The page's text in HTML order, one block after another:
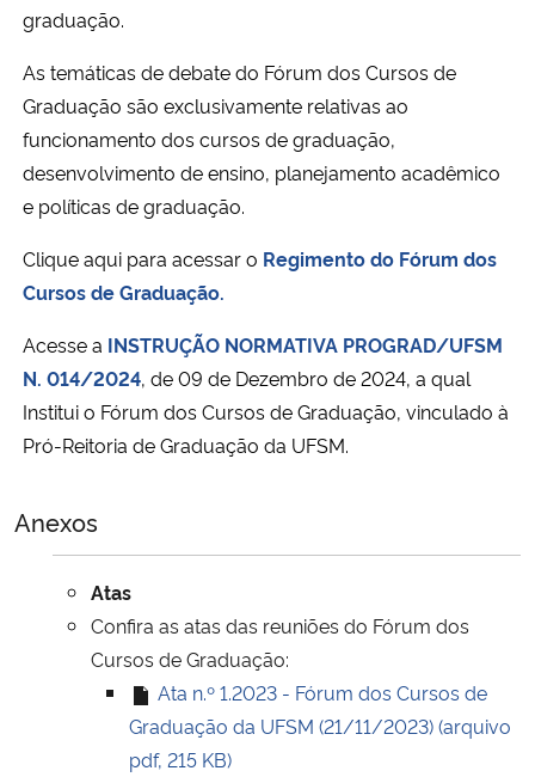
Ministério da Saúde
Ministério da Ciência, Tecnologia, Inovações e Comunicações
Ministério do Meio Ambiente
Ministério do Turismo
Ministério do Desenvolvimento Regional
Controladoria-Geral da União
Secretaria-Geral
Secretaria de Governo
Gabinete de Segurança Institucional
Advocacia-Geral da União
graduação.
As temáticas de debate do Fórum dos Cursos de
Graduação são exclusivamente relativas ao
funcionamento dos cursos de graduação,
desenvolvimento de ensino, planejamento acadêmico
e políticas de graduação.
Clique aqui para acessar o Regimento do Fórum dos
Cursos de Graduação.
Acesse a INSTRUÇÃO NORMATIVA PROGRAD/UFSM
N. 014/2024, de 09 de Dezembro de 2024, a qual
Institui o Fórum dos Cursos de Graduação, vinculado à
Pró-Reitoria de Graduação da UFSM.
Anexos
Atas
Confira as atas das reuniões do Fórum dos
Cursos de Graduação:
Ata n.º 1.2023 - Fórum dos Cursos de
Graduação da UFSM (21/11/2023) (arquivo
pdf, 215 KB)